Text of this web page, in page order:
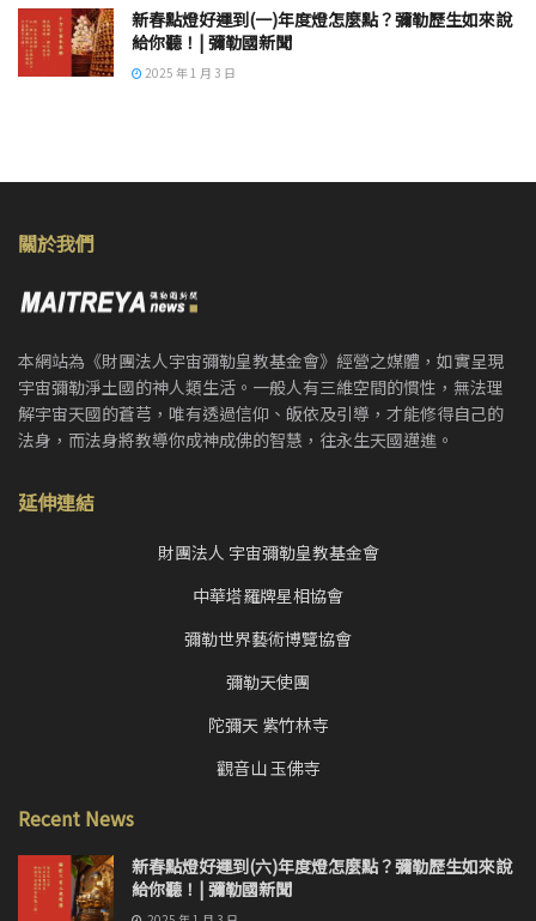
新春點燈好運到(一)年度燈怎麼點？彌勒歷生如來說
給你聽！| 彌勒國新聞
2025 年 1 月 3 日
關於我們
本網站為《財團法人宇宙彌勒皇教基金會》經營之媒體，如實呈現
宇宙彌勒淨土國的神人類生活。一般人有三維空間的慣性，無法理
解宇宙天國的蒼芎，唯有透過信仰、皈依及引導，才能修得自己的
法身，而法身將教導你成神成佛的智慧，往永生天國邁進。
延伸連結
財團法人 宇宙彌勒皇教基金會
中華塔羅牌星相協會
彌勒世界藝術博覽協會
彌勒天使團
陀彌天 紫竹林寺
觀音山 玉佛寺
Recent News
新春點燈好運到(六)年度燈怎麼點？彌勒歷生如來說
給你聽！| 彌勒國新聞